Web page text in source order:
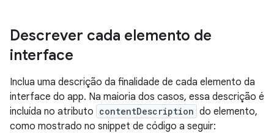
Descrever cada elemento de
interface
Inclua uma descrição da finalidade de cada elemento da
interface do app. Na maioria dos casos, essa descrição é
incluída no atributo contentDescription do elemento,
como mostrado no snippet de código a seguir: